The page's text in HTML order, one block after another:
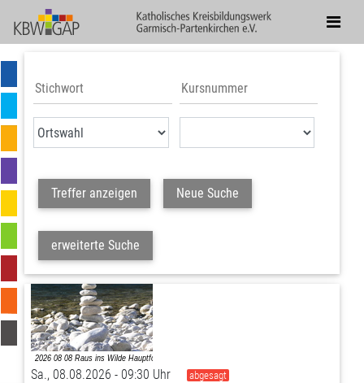
Treffer anzeigen Neue Suche
erweiterte Suche
Sa., 08.08.2026 - 09:30 Uhr
abgesagt